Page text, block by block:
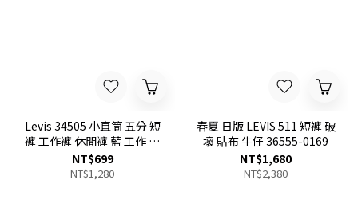
Levis 34505 小直筒 五分 短
褲 工作褲 休閒褲 藍 工作 短
褲
NT$699
NT$1,280
春夏 日版 LEVIS 511 短褲 破
壞 貼布 牛仔 36555-0169
NT$1,680
NT$2,380